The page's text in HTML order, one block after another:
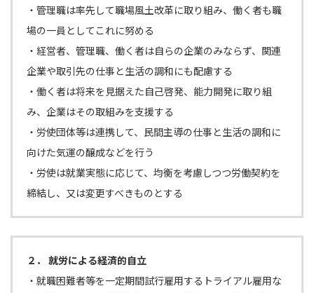
・管理職は率先して職場風土改革に取り組み、働く者も職
場の一員としてこれに努める
・経営者、管理職、働く者は自らの企業のみならず、関連
企業や取引先の仕事と生活の調和にも配慮する
・働く者は将来を見据えた自己啓発、能力開発に取り組
み、企業はその取組みを支援する
・労使団体等は連携して、民間主導の仕事と生活の調和に
向けた気運の醸成などを行う
・労使は就業実態に応じて、均衡を考慮しつつ労働契約を
締結し、又は変更すべきものとする
２． 就労による経済的自立
・就職困難者等を一定期間試行雇用するトライアル雇用な